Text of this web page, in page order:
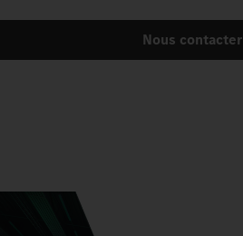
Nous contacter